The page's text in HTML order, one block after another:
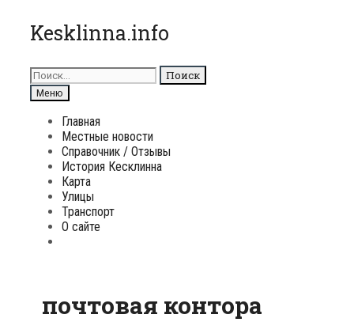
Перейти
к
Kesklinna.info
Поиск
для:
Поиск
Меню
Главная
Местные новости
Справочник / Отзывы
История Кесклинна
Карта
Улицы
Транспорт
О сайте
почтовая контора